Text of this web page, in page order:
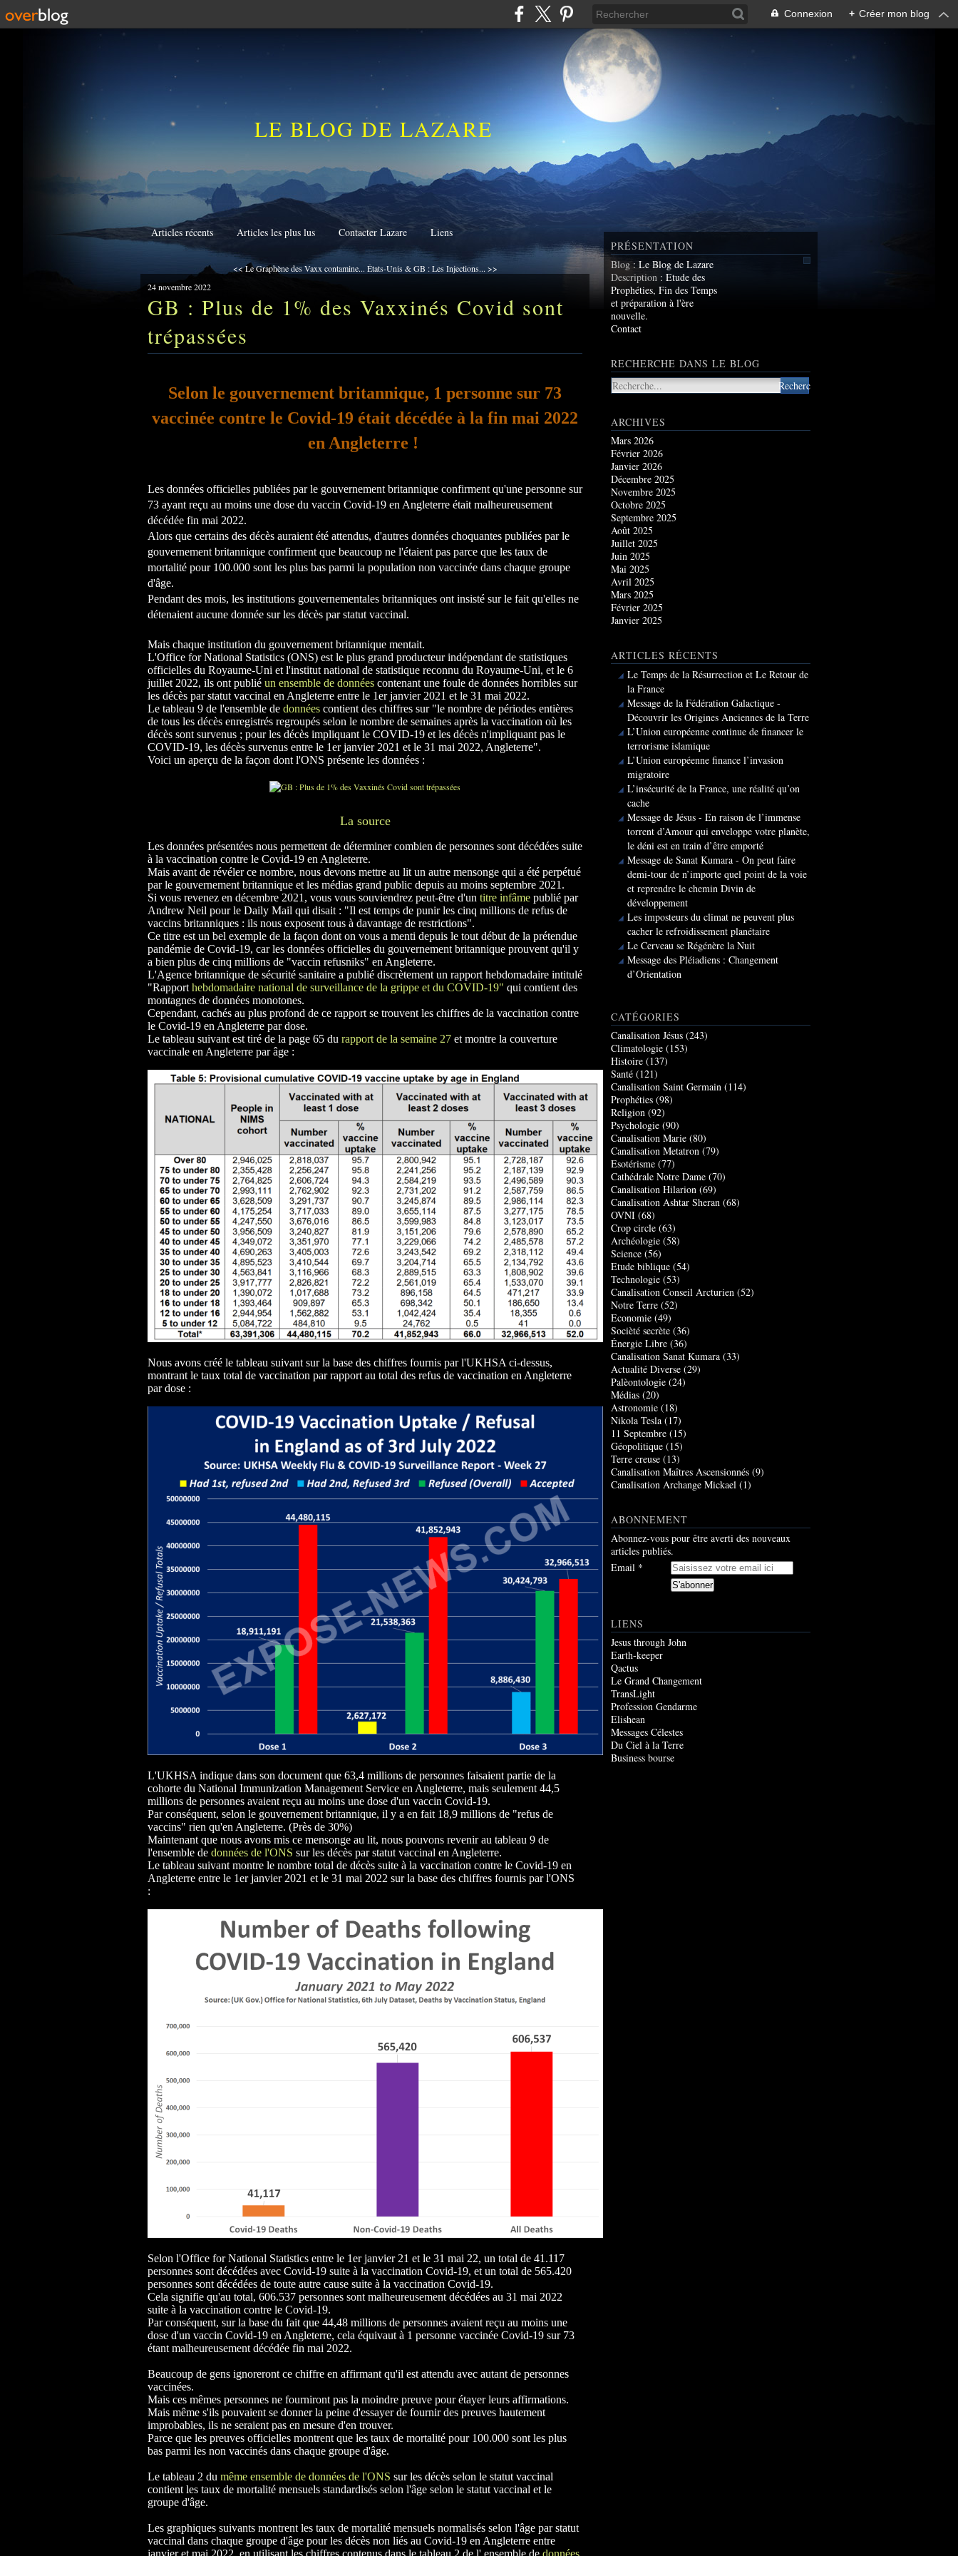
Connexion + Créer mon blog
LE BLOG DE LAZARE
Articles récents Articles les plus lus Contacter Lazare Liens
<< Le Graphène des Vaxx contamine... États-Unis & GB : Les Injections... >>
24 novembre 2022
GB : Plus de 1% des Vaxxinés Covid sont
trépassées
Selon le gouvernement britannique, 1 personne sur 73
vaccinée contre le Covid-19 était décédée à la fin mai 2022
en Angleterre !
Les données officielles publiées par le gouvernement britannique confirment qu'une personne sur
73 ayant reçu au moins une dose du vaccin Covid-19 en Angleterre était malheureusement
décédée fin mai 2022.
Alors que certains des décès auraient été attendus, d'autres données choquantes publiées par le
gouvernement britannique confirment que beaucoup ne l'étaient pas parce que les taux de
mortalité pour 100.000 sont les plus bas parmi la population non vaccinée dans chaque groupe
d'âge.
Pendant des mois, les institutions gouvernementales britanniques ont insisté sur le fait qu'elles ne
détenaient aucune donnée sur les décès par statut vaccinal.
Mais chaque institution du gouvernement britannique mentait.
L'Office for National Statistics (ONS) est le plus grand producteur indépendant de statistiques
officielles du Royaume-Uni et l'institut national de statistique reconnu du Royaume-Uni, et le 6
juillet 2022, ils ont publié un ensemble de données contenant une foule de données horribles sur
les décès par statut vaccinal en Angleterre entre le 1er janvier 2021 et le 31 mai 2022.
Le tableau 9 de l'ensemble de données contient des chiffres sur "le nombre de périodes entières
de tous les décès enregistrés regroupés selon le nombre de semaines après la vaccination où les
décès sont survenus ; pour les décès impliquant le COVID-19 et les décès n'impliquant pas le
COVID-19, les décès survenus entre le 1er janvier 2021 et le 31 mai 2022, Angleterre".
Voici un aperçu de la façon dont l'ONS présente les données :
La source
Les données présentées nous permettent de déterminer combien de personnes sont décédées suite
à la vaccination contre le Covid-19 en Angleterre.
Mais avant de révéler ce nombre, nous devons mettre au lit un autre mensonge qui a été perpétué
par le gouvernement britannique et les médias grand public depuis au moins septembre 2021.
Si vous revenez en décembre 2021, vous vous souviendrez peut-être d'un titre infâme publié par
Andrew Neil pour le Daily Mail qui disait : "Il est temps de punir les cinq millions de refus de
vaccins britanniques : ils nous exposent tous à davantage de restrictions".
Ce titre est un bel exemple de la façon dont on vous a menti depuis le tout début de la prétendue
pandémie de Covid-19, car les données officielles du gouvernement britannique prouvent qu'il y
a bien plus de cinq millions de "vaccin refusniks" en Angleterre.
L'Agence britannique de sécurité sanitaire a publié discrètement un rapport hebdomadaire intitulé
"Rapport hebdomadaire national de surveillance de la grippe et du COVID-19" qui contient des
montagnes de données monotones.
Cependant, cachés au plus profond de ce rapport se trouvent les chiffres de la vaccination contre
le Covid-19 en Angleterre par dose.
Le tableau suivant est tiré de la page 65 du rapport de la semaine 27 et montre la couverture
vaccinale en Angleterre par âge :
Nous avons créé le tableau suivant sur la base des chiffres fournis par l'UKHSA ci-dessus,
montrant le taux total de vaccination par rapport au total des refus de vaccination en Angleterre
par dose :
L'UKHSA indique dans son document que 63,4 millions de personnes faisaient partie de la
cohorte du National Immunization Management Service en Angleterre, mais seulement 44,5
millions de personnes avaient reçu au moins une dose d'un vaccin Covid-19.
Par conséquent, selon le gouvernement britannique, il y a en fait 18,9 millions de "refus de
vaccins" rien qu'en Angleterre. (Près de 30%)
Maintenant que nous avons mis ce mensonge au lit, nous pouvons revenir au tableau 9 de
l'ensemble de données de l'ONS sur les décès par statut vaccinal en Angleterre.
Le tableau suivant montre le nombre total de décès suite à la vaccination contre le Covid-19 en
Angleterre entre le 1er janvier 2021 et le 31 mai 2022 sur la base des chiffres fournis par l'ONS
:
Selon l'Office for National Statistics entre le 1er janvier 21 et le 31 mai 22, un total de 41.117
personnes sont décédées avec Covid-19 suite à la vaccination Covid-19, et un total de 565.420
personnes sont décédées de toute autre cause suite à la vaccination Covid-19.
Cela signifie qu'au total, 606.537 personnes sont malheureusement décédées au 31 mai 2022
suite à la vaccination contre le Covid-19.
Par conséquent, sur la base du fait que 44,48 millions de personnes avaient reçu au moins une
dose d'un vaccin Covid-19 en Angleterre, cela équivaut à 1 personne vaccinée Covid-19 sur 73
étant malheureusement décédée fin mai 2022.
Beaucoup de gens ignoreront ce chiffre en affirmant qu'il est attendu avec autant de personnes
vaccinées.
Mais ces mêmes personnes ne fourniront pas la moindre preuve pour étayer leurs affirmations.
Mais même s'ils pouvaient se donner la peine d'essayer de fournir des preuves hautement
improbables, ils ne seraient pas en mesure d'en trouver.
Parce que les preuves officielles montrent que les taux de mortalité pour 100.000 sont les plus
bas parmi les non vaccinés dans chaque groupe d'âge.
Le tableau 2 du même ensemble de données de l'ONS sur les décès selon le statut vaccinal
contient les taux de mortalité mensuels standardisés selon l'âge selon le statut vaccinal et le
groupe d'âge.
Les graphiques suivants montrent les taux de mortalité mensuels normalisés selon l'âge par statut
vaccinal dans chaque groupe d'âge pour les décès non liés au Covid-19 en Angleterre entre
PRÉSENTATION
Blog : Le Blog de Lazare
Description : Etude des
Prophéties, Fin des Temps
et préparation à l'ère
nouvelle.
Contact
RECHERCHE DANS LE BLOG
ARCHIVES
Mars 2026
Février 2026
Janvier 2026
Décembre 2025
Novembre 2025
Octobre 2025
Septembre 2025
Août 2025
Juillet 2025
Juin 2025
Mai 2025
Avril 2025
Mars 2025
Février 2025
Janvier 2025
ARTICLES RÉCENTS
Le Temps de la Résurrection et Le Retour de
la France
Message de la Fédération Galactique -
Découvrir les Origines Anciennes de la Terre
L’Union européenne continue de financer le
terrorisme islamique
L’Union européenne finance l’invasion
migratoire
L’insécurité de la France, une réalité qu’on
cache
Message de Jésus - En raison de l’immense
torrent d’Amour qui enveloppe votre planète,
le déni est en train d’être emporté
Message de Sanat Kumara - On peut faire
demi-tour de n’importe quel point de la voie
et reprendre le chemin Divin de
développement
Les imposteurs du climat ne peuvent plus
cacher le refroidissement planétaire
Le Cerveau se Régénère la Nuit
Message des Pléiadiens : Changement
d’Orientation
CATÉGORIES
Canalisation Jésus (243)
Climatologie (153)
Histoire (137)
Santé (121)
Canalisation Saint Germain (114)
Prophéties (98)
Religion (92)
Psychologie (90)
Canalisation Marie (80)
Canalisation Metatron (79)
Esotérisme (77)
Cathédrale Notre Dame (70)
Canalisation Hilarion (69)
Canalisation Ashtar Sheran (68)
OVNI (68)
Crop circle (63)
Archéologie (58)
Science (56)
Etude biblique (54)
Technologie (53)
Canalisation Conseil Arcturien (52)
Notre Terre (52)
Economie (49)
Socièté secrète (36)
Énergie Libre (36)
Canalisation Sanat Kumara (33)
Actualité Diverse (29)
Palèontologie (24)
Médias (20)
Astronomie (18)
Nikola Tesla (17)
11 Septembre (15)
Géopolitique (15)
Terre creuse (13)
Canalisation Maîtres Ascensionnés (9)
Canalisation Archange Mickael (1)
ABONNEMENT
Abonnez-vous pour être averti des nouveaux
articles publiés.
Email
LIENS
Jesus through John
Earth-keeper
Qactus
Le Grand Changement
TransLight
Profession Gendarme
Elishean
Messages Célestes
Du Ciel à la Terre
Business bourse